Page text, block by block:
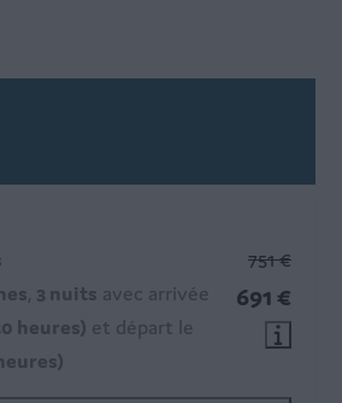
751 €
691 €
, 3 nuits avec arrivée
heures) et départ le